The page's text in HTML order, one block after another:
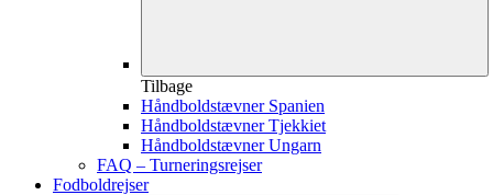
Tilbage
Håndboldstævner Spanien
Håndboldstævner Tjekkiet
Håndboldstævner Ungarn
FAQ – Turneringsrejser
Fodboldrejser